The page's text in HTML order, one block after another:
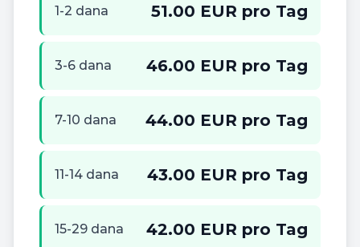
1-2 dana 51.00 EUR pro Tag
3-6 dana 46.00 EUR pro Tag
7-10 dana 44.00 EUR pro Tag
11-14 dana 43.00 EUR pro Tag
15-29 dana 42.00 EUR pro Tag